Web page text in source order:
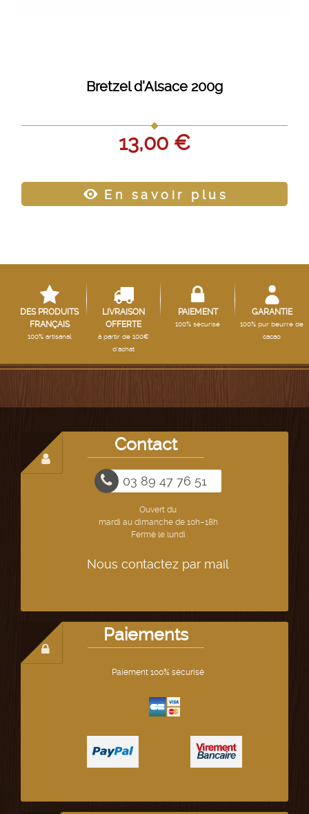
Bretzel d'Alsace 200g
13,00 €
En savoir plus
DES PRODUITS
FRANÇAIS
100% artisanal
LIVRAISON
OFFERTE
à partir de 100€
d'achat
PAIEMENT
100% sécurisé
GARANTIE
100% pur beurre de
cacao
Contact
03 89 47 76 51
Ouvert du
mardi au dimanche de 10h–18h
Fermé le lundi
Nous contactez par mail
Paiements
Paiement 100% sécurisé